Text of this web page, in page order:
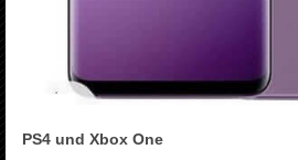
PS4 und Xbox One